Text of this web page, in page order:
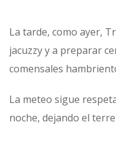
La tarde, como ayer,
jacuzzy y a preparar
comensales
La meteo sigue
noche, dejando el